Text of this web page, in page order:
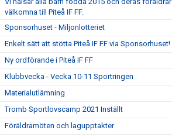
välkomna till Piteå IF FF.
Sponsorhuset - Miljonlotteriet
Enkelt sätt att stötta Piteå IF FF via Sponsorhuset!
Ny ordförande i Piteå IF FF
Klubbvecka - Vecka 10-11 Sportringen
Materialutlämning
Tromb Sportlovscamp 2021 Inställt
Föräldramöten och lagupptakter